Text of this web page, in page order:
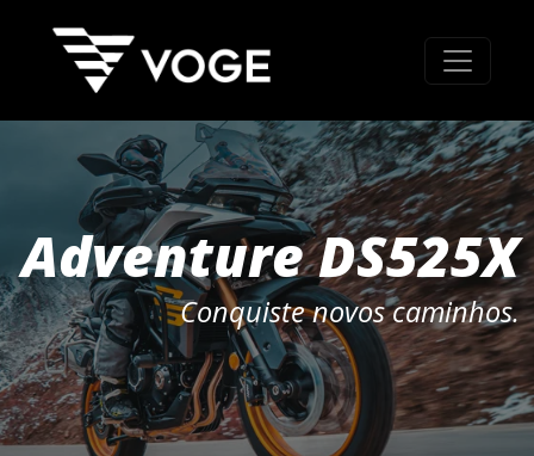
Adventure DS525X
Conquiste novos caminhos.